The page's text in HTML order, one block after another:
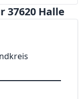
Halle